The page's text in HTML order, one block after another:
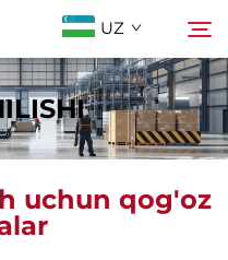
UZ
Qidirish
uchun qog'oz